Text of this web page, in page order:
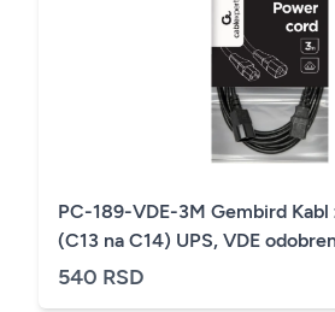
PC-189-VDE-3M Gembird Kabl
(C13 na C14) UPS, VDE
540 RSD